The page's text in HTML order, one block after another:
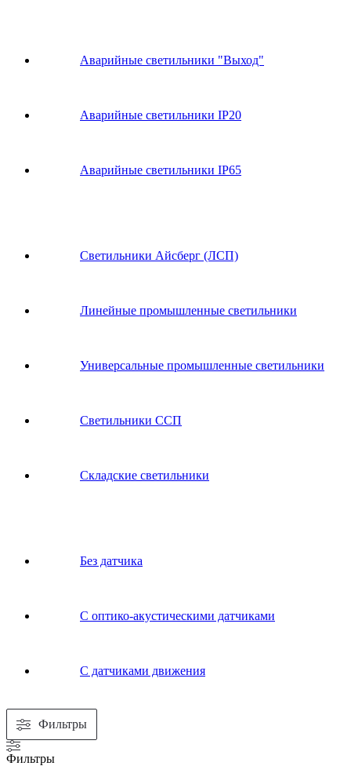
Аварийные светильники "Выход"
Аварийные светильники IP20
Аварийные светильники IP65
Светильники Айсберг (ЛСП)
Линейные промышленные светильники
Универсальные промышленные светильники
Светильники ССП
Складские светильники
Без датчика
С оптико-акустическими датчиками
С датчиками движения
Фильтры
Фильтры